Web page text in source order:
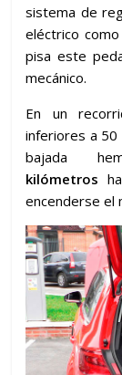
sistema de
eléctrico
pisa este
mecánico.
En un
inferiores a 50
bajada
kilómetros
encenderse el